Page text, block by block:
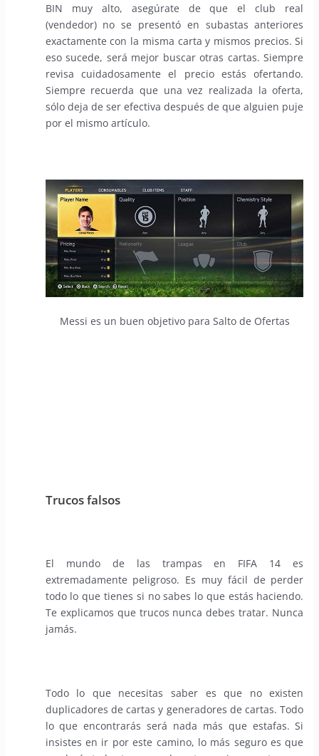
BIN muy alto, asegúrate de que el club real
(vendedor) no se presentó en subastas anteriores
exactamente con la misma carta y mismos precios. Si
eso sucede, será mejor buscar otras cartas. Siempre
revisa cuidadosamente el precio estás ofertando.
Siempre recuerda que una vez realizada la oferta,
sólo deja de ser efectiva después de que alguien puje
por el mismo artículo.
Messi es un buen objetivo para Salto de Ofertas
Trucos falsos
El mundo de las trampas en FIFA 14 es
extremadamente peligroso. Es muy fácil de perder
todo lo que tienes si no sabes lo que estás haciendo.
Te explicamos que trucos nunca debes tratar. Nunca
jamás.
Todo lo que necesitas saber es que no existen
duplicadores de cartas y generadores de cartas. Todo
lo que encontrarás será nada más que estafas. Si
insistes en ir por este camino, lo más seguro es que